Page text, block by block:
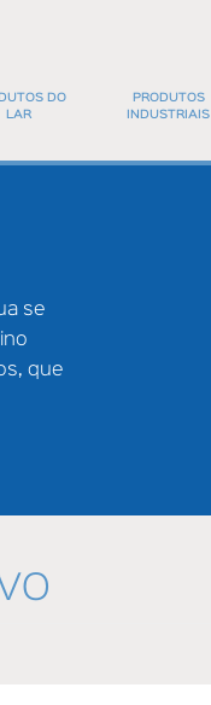
NUTRIÇÃO
DO
LAR
QUENTE
PRODUTOS
INDUSTRIAIS
se
que